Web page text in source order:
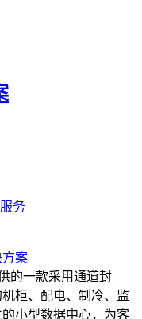
务
案
的一款采用通道封
柜、配电、制冷、监
小型数据中心，为客